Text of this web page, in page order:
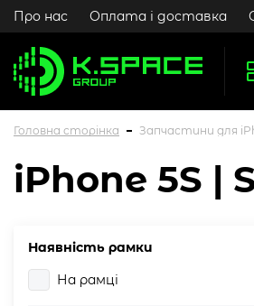
Про нас Оплата і доставка
Головна сторінка Запчастини для
iPhone 5S |
Наявність рамки
На рамці